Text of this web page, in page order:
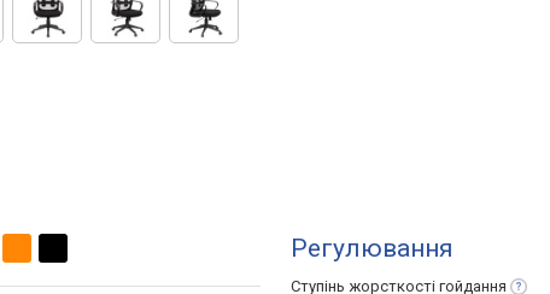
Регулювання
Ступінь жорсткості гойдання